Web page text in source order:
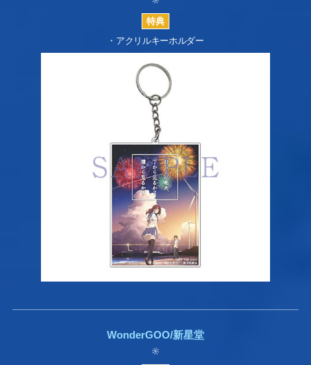
・アクリルキーホルダー
WonderGOO/新星堂